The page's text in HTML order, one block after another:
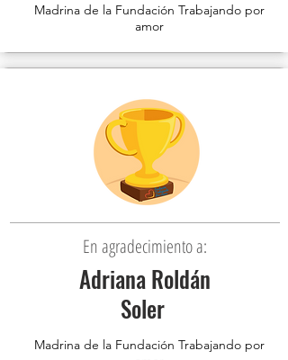
Madrina de la Fundación Trabajando por
amor
En agradecimiento a:
Adriana Roldán
Soler
Madrina de la Fundación Trabajando por